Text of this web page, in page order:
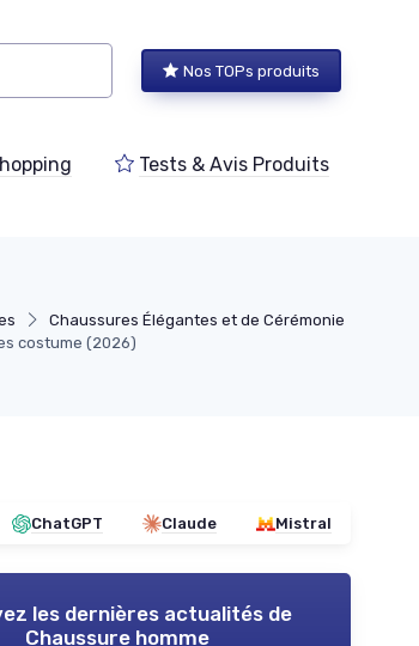
Nos TOPs produits
Tests & Avis Produits
Chaussures Élégantes et de Cérémonie
costume (2026)
ChatGPT Claude Mistral
les dernières actualités de
Chaussure homme